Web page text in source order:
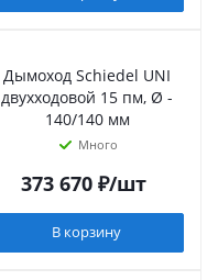
Дымоход Schiedel UNI
двухходовой 15 пм, Ø -
140/140 мм
Много
373 670₽/шт
В корзину